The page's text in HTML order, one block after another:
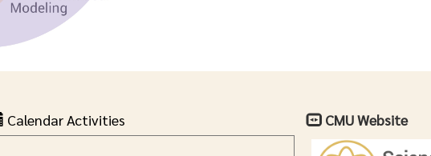
Calendar Activities CMU Website